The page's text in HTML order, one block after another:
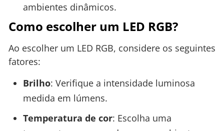
ambientes dinâmicos.
Como escolher um LED RGB?
Ao escolher um LED RGB, considere os seguintes
fatores:
Brilho: Verifique a intensidade luminosa
medida em lúmens.
Temperatura de cor: Escolha uma